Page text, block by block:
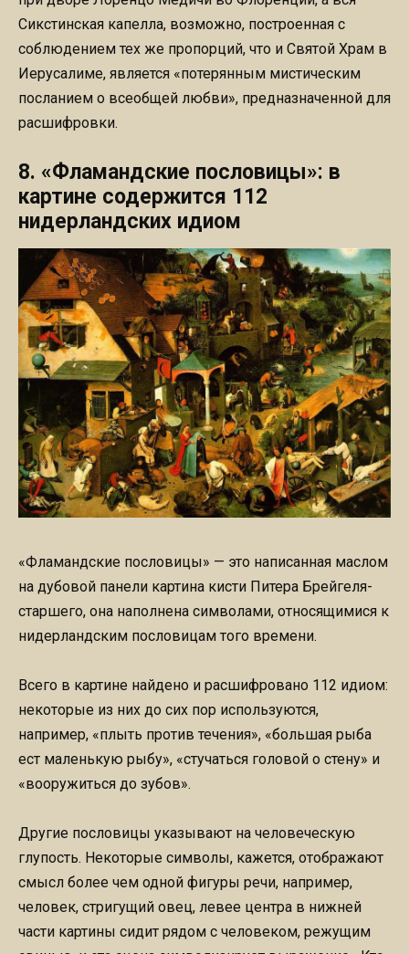
Сикстинская капелла, возможно, построенная с
соблюдением тех же пропорций, что и Святой Храм в
Иерусалиме, является «потерянным мистическим
посланием о всеобщей любви», предназначенной для
расшифровки.
8. «Фламандские пословицы»: в
картине содержится 112
нидерландских идиом
«Фламандские пословицы» — это написанная маслом
на дубовой панели картина кисти Питера Брейгеля-
старшего, она наполнена символами, относящимися к
нидерландским пословицам того времени.
Всего в картине найдено и расшифровано 112 идиом:
некоторые из них до сих пор используются,
например, «плыть против течения», «большая рыба
ест маленькую рыбу», «стучаться головой о стену» и
«вооружиться до зубов».
Другие пословицы указывают на человеческую
глупость. Некоторые символы, кажется, отображают
смысл более чем одной фигуры речи, например,
человек, стригущий овец, левее центра в нижней
части картины сидит рядом с человеком, режущим